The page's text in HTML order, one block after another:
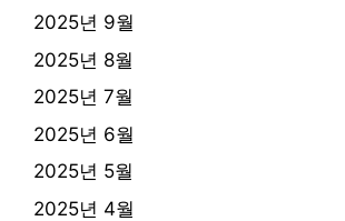
2025년 9월
2025년 8월
2025년 7월
2025년 6월
2025년 5월
2025년 4월